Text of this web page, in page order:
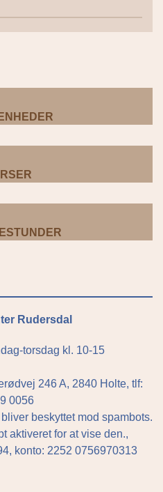
Rudersdal
torsdag kl. 10-15
246 A, 2840 Holte, tlf:
0056
beskyttet mod spambots.
aktiveret for at vise den.,
konto: 2252 0756970313